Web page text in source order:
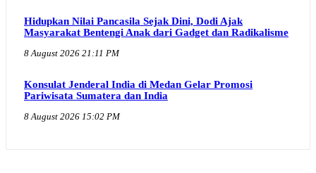
Hidupkan Nilai Pancasila Sejak Dini, Dodi Ajak
Masyarakat Bentengi Anak dari Gadget dan Radikalisme
8 August 2026 21:11 PM
Konsulat Jenderal India di Medan Gelar Promosi
Pariwisata Sumatera dan India
8 August 2026 15:02 PM